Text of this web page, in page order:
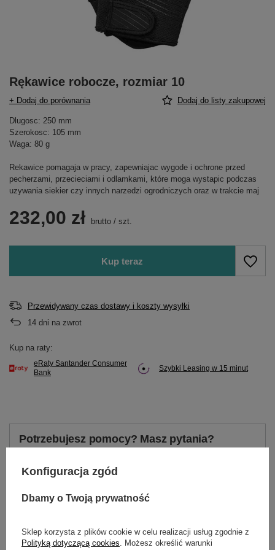
Rękawice robocze, rozmiar 10
+ Dodaj do porównania Dodaj do listy zakupowej
Dlugosc: 250 mm
Szerokosc: 105 mm
Waga: 80 g
Rekawice pomagaja w pracy, zapewniajac wygode i ochrone przed
pecherzami, przecieciami i odlamkami, które moga wystapic podczas
uzywania siekier czy innych narzedzi ogrodniczych oraz w trakcie maj
232,00 zł brutto / szt.
Kup teraz
Przewidywany czas dostawy i koszty wysyłki
14 dni na zwrot
Kup na raty:
eRaty Santander Consumer
Bank
Szybki Leasing w 15 minut
Potrzebujesz pomocy? Masz pytania?
dla innych.
OPIS
Konfiguracja zgód
Dbamy o Twoją prywatność
Sklep korzysta z plików cookie w celu realizacji usług zgodnie z
Polityką dotyczącą cookies . Możesz określić warunki